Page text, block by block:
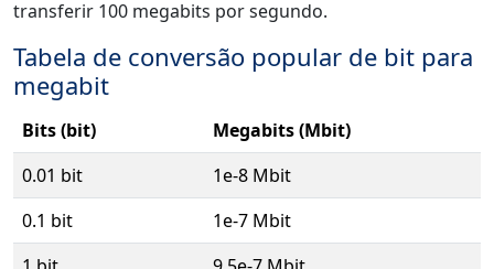
transferir 100 megabits por segundo.
Tabela de conversão popular de bit para
megabit
Bits (bit)
Megabits (Mbit)
0.01 bit
1e-8 Mbit
0.1 bit
1e-7 Mbit